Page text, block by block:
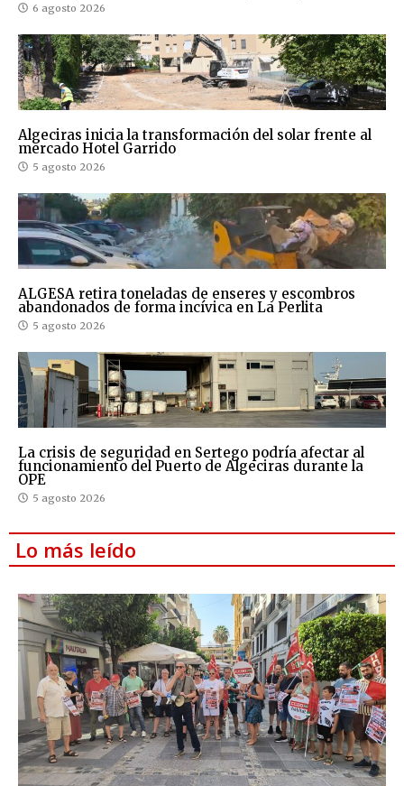
6 agosto 2026
Algeciras inicia la transformación del solar frente al
mercado Hotel Garrido
5 agosto 2026
ALGESA retira toneladas de enseres y escombros
abandonados de forma incívica en La Perlita
5 agosto 2026
La crisis de seguridad en Sertego podría afectar al
funcionamiento del Puerto de Algeciras durante la
OPE
5 agosto 2026
Lo más leído